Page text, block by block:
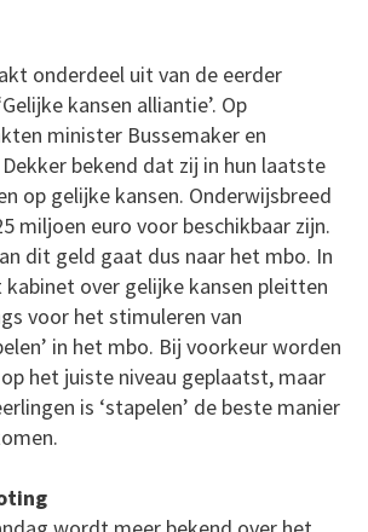
onderdeel uit van de eerder
kansen alliantie’. Op
minister Bussemaker en
bekend dat zij in hun laatste
op gelijke kansen. Onderwijsbreed
miljoen euro voor beschikbaar zijn.
dit geld gaat dus naar het mbo. In
kabinet over gelijke kansen pleitten
voor het stimuleren van
in het mbo. Bij voorkeur worden
het juiste niveau geplaatst, maar
is ‘stapelen’ de beste manier